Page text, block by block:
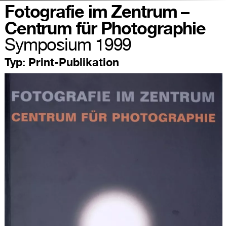
Fotografie im Zentrum –
Centrum für Photographie
Symposium 1999
Typ: Print-Publikation